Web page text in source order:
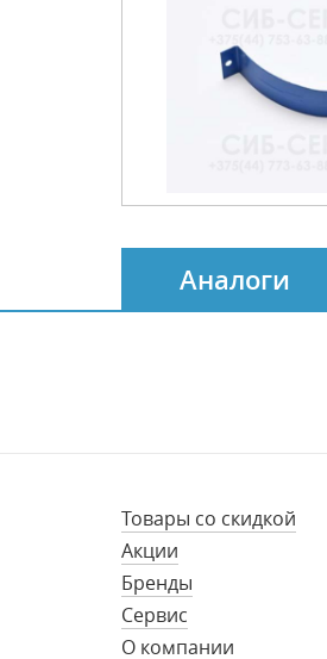
Аналоги
Товары со скидкой
Акции
Бренды
Сервис
О компании